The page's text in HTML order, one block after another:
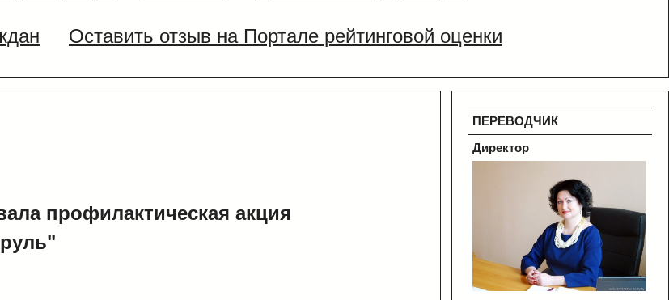
Оставить отзыв на Портале рейтинговой оценки
профилактическая акция
ПЕРЕВОДЧИК
Директор